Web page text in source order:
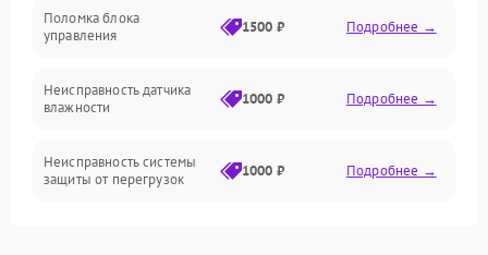
Датчики
Поломка блока
управления
1500 ₽ Подробнее →
Неисправность датчика
влажности
1000 ₽ Подробнее →
Неисправность системы
защиты от перегрузок
1000 ₽ Подробнее →